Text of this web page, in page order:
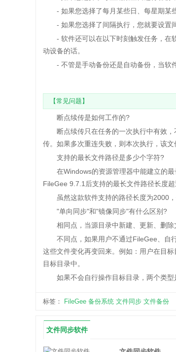
- 如果您选择了每月某些日、每星期某些
- 如果您选择了间隔执行，您就要设置间
- 软件还可以在以下时刻触发任务，在软
动设备的话。
- 不管是手动备份还是自动备份，当软件
【常见问题】
断点续传是如何工作的?
断点续传只在任务的一次执行中有效，
传。如果多次重连失败，则本次执行，该
支持的最长文件路径是多少个字符?
在Windows的资源管理器中能建立的最
FileGee 9.7.1后支持的最长文件路径长度
虽然这款软件支持的路径长度为2000，
"单向同步"和"镜像同步"有什么区别?
相同点，当源目录中新建、更新、删除
不同点，如果用户不通过FileGee、自行
这些文件变化再变回来。例如：用户在目
目标目录中。
如果不会自行操作目标目录，两个类型
标签： FileGee 备份系统 文件同步 文件备份
文件同步软件